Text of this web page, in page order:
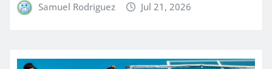
Samuel Rodriguez Jul 21, 2026